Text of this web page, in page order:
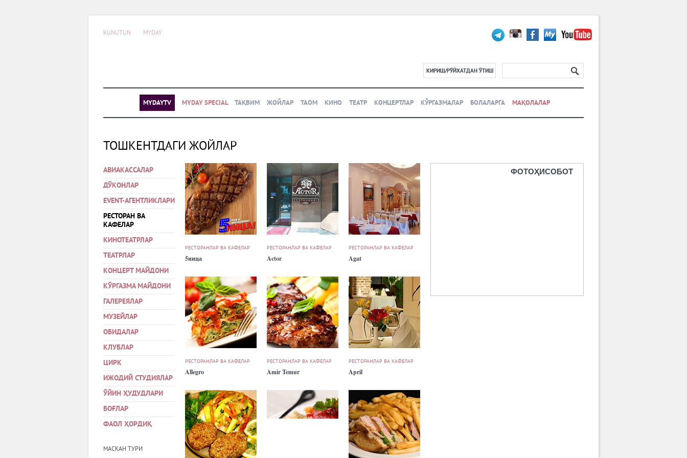
KUNUTUN MYDAY
КИРИШ/РЎЙХАТДАН ЎТИШ
MYDAYTV MYDAY SPECIAL ТАҚВИМ ЖОЙЛАР ТАОМ КИНО ТЕАТР КОНЦЕРТЛАР КЎРГАЗМАЛАР БОЛАЛАРГА МАҚОЛАЛАР
ТОШКЕНТДАГИ ЖОЙЛАР
АВИАКАССАЛАР
ДЎКОНЛАР
EVENT-АГЕНТЛИКЛАРИ
РЕСТОРАН ВА
КАФЕЛАР
КИНОТЕАТРЛАР
ТЕАТРЛАР
КОНЦЕРТ МАЙДОНИ
КЎРГАЗМА МАЙДОНИ
ГАЛЕРЕЯЛАР
МУЗЕЙЛАР
ОБИДАЛАР
КЛУБЛАР
ЦИРК
ИЖОДИЙ СТУДИЯЛАР
ЎЙИН ҲУДУДЛАРИ
БОҒЛАР
ФАОЛ ҲОРДИҚ
МАСКАН ТУРИ
РЕСТОРАНЛАР ВА КАФЕЛАР
5ница
РЕСТОРАНЛАР ВА КАФЕЛАР
Actor
РЕСТОРАНЛАР ВА КАФЕЛАР
Agat
РЕСТОРАНЛАР ВА КАФЕЛАР
Allegro
РЕСТОРАНЛАР ВА КАФЕЛАР
Amir Temur
РЕСТОРАНЛАР ВА КАФЕЛАР
April
ФОТОҲИСОБОТ